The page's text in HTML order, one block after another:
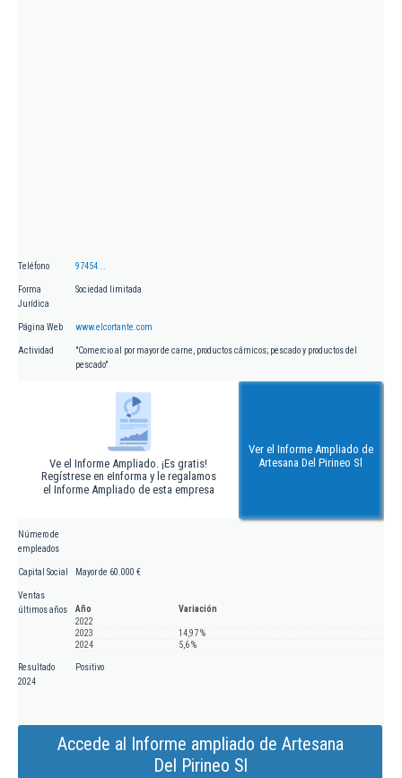
Teléfono 97454...
Forma
Jurídica
Sociedad limitada
Página Web www.elcortante.com
Actividad
"Comercio al por mayor de carne, productos cárnicos; pescado y productos del
pescado"
Ve el Informe Ampliado. ¡Es gratis!
Regístrese en eInforma y le regalamos
el Informe Ampliado de esta empresa
Ver el Informe Ampliado de
Artesana Del Pirineo Sl
Número de
empleados
Capital Social Mayor de 60.000 €
Ventas
últimos años
Año
Variación
2022
2023
14,97 %
2024
5,6 %
Resultado
2024
Positivo
Accede al Informe ampliado de Artesana
Del Pirineo Sl